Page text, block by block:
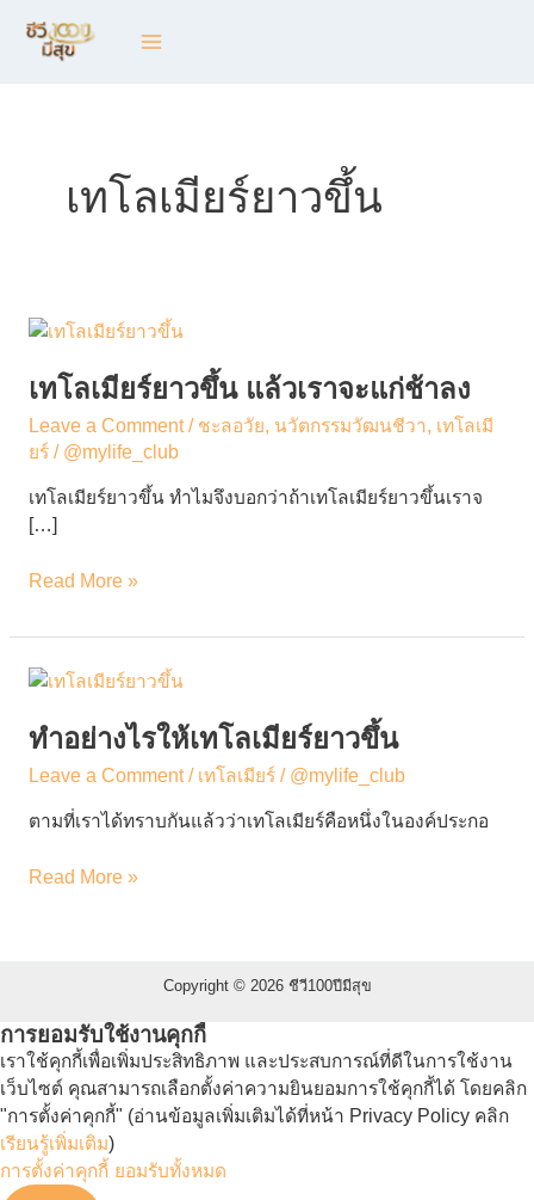
เทโลเมียร์ยาวขึ้น
เทโลเมียร์ยาวขึ้น แล้วเราจะแก่ช้าลง
Leave a Comment / ชะลอวัย, นวัตกรรมวัฒนชีวา, เทโลเมี
ยร์/ @mylife_club
เทโลเมียร์ยาวขึ้น ทำไมจึงบอกว่าถ้าเทโลเมียร์ยาวขึ้นเราจ
[…]
เท
ยร์
ขึ้น
เรา
จะ
ช้า
Read More »
ทำอย่างไรให้เทโลเมียร์ยาวขึ้น
Leave a Comment / เทโลเมียร์/ @mylife_club
ตามที่เราได้ทราบกันแล้วว่าเทโลเมียร์คือหนึ่งในองค์ประกอ
ทำ
ให้
โลเมี
ยร์
ขึ้น
Read More »
Copyright © 2026 ชีวี100ปีมีสุข
การยอมรับใช้งานคุกกี้
เราใช้คุกกี้เพื่อเพิ่มประสิทธิภาพ และประสบการณ์ที่ดีในการใช้งาน
เว็บไซต์ คุณสามารถเลือกตั้งค่าความยินยอมการใช้คุกกี้ได้ โดยคลิก
"การตั้งค่าคุกกี้" (อ่านข้อมูลเพิ่มเติมได้ที่หน้า Privacy Policy คลิก
เรียนรู้เพิ่มเติม)
การตั้งค่าคุกกี้ ยอมรับทั้งหมด